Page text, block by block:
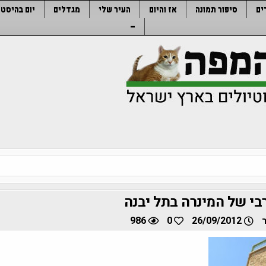
סיפור תמונה אז והיום העיר שלי מגדלים
יום
–
של המינרה בתל יבנה
26/09/2012
0
986